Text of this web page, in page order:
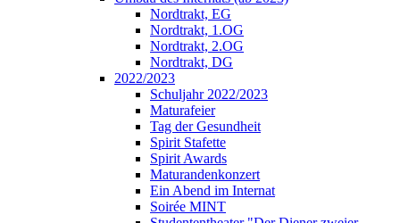
Nordtrakt, EG
Nordtrakt, 1.OG
Nordtrakt, 2.OG
Nordtrakt, DG
2022/2023
Schuljahr 2022/2023
Maturafeier
Tag der Gesundheit
Spirit Stafette
Spirit Awards
Maturandenkonzert
Ein Abend im Internat
Soirée MINT